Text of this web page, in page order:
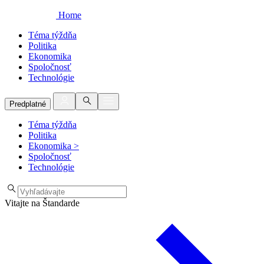
Home
Téma týždňa
Politika
Ekonomika
Spoločnosť
Technológie
Predplatné
Téma týždňa
Politika
Ekonomika >
Spoločnosť
Technológie
Vitajte na Štandarde